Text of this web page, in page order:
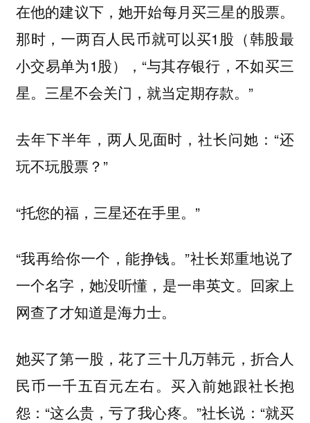
在他的建议下，她开始每月买三星的股票。
那时，一两百人民币就可以买1股（韩股最
小交易单为1股），“与其存银行，不如买三
星。三星不会关门，就当定期存款。”
去年下半年，两人见面时，社长问她：“还
玩不玩股票？”
“托您的福，三星还在手里。”
“我再给你一个，能挣钱。”社长郑重地说了
一个名字，她没听懂，是一串英文。回家上
网查了才知道是海力士。
她买了第一股，花了三十几万韩元，折合人
民币一千五百元左右。买入前她跟社长抱
怨：“这么贵，亏了我心疼。”社长说：“就买